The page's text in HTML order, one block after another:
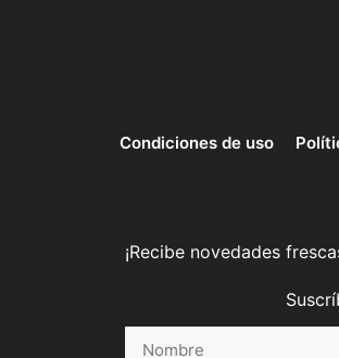
Condiciones de uso
¡Recibe novedades